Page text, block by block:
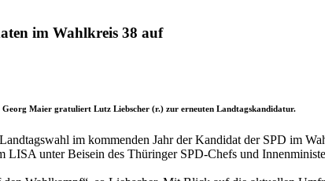
im Wahlkreis 38 auf
Georg Maier gratuliert Lutz Liebscher (r.) zur erneuten Landtagskandidatur.
im kommenden Jahr der Kandidat der SPD im
unter Beisein des Thüringer SPD-Chefs und